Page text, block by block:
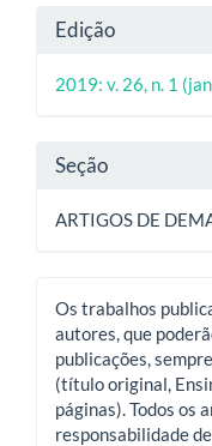
Detalhes
do
Edição
2019: v. 26, n. 1
Seção
ARTIGOS DE
Os trabalhos
autores, que
publicações,
(título original,
páginas). Todos os
responsabilidade